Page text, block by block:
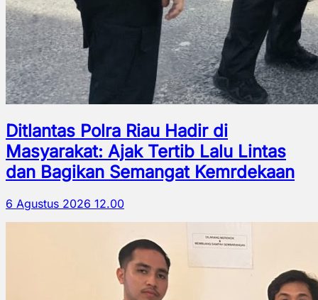
Ditlantas Polra Riau Hadir di
Masyarakat: Ajak Tertib Lalu Lintas
dan Bagikan Semangat Kemrdekaan
6 Agustus 2026 12.00